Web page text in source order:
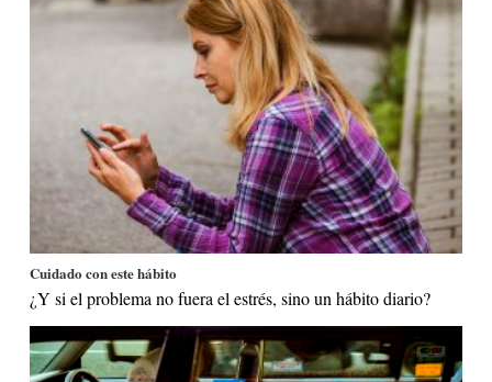
Cuidado con este hábito
¿Y si el problema no fuera el estrés, sino un hábito diario?